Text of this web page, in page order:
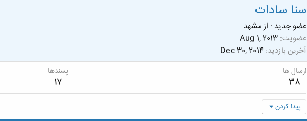
سنا سادات
عضو جدید · از مشهد
عضویت Aug 1, 2013
آخرین بازدید Dec 30, 2014
ارسال ها
38
پسندها
17
پیدا کردن